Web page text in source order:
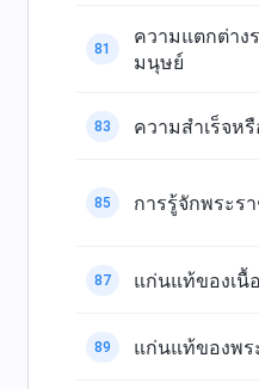
81
ความแตกต่าง
มนุษย์
83 ความสำเร็จห
85 การรู้จักพระร
87 แก่นแท้ของเนื้
89 แก่นแท้ของพร